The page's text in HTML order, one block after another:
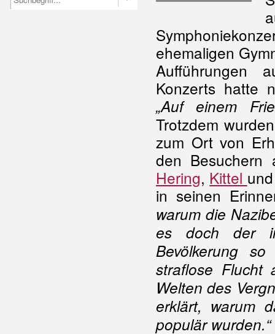
ehemaligen
Aufführungen
Konzerts hatte
„Auf einem
Trotzdem
zum Ort von
den Besuchern
Hering, Kittel
in seinen
warum die
es doch der
Bevölkerung
straflose Flucht
Welten des
erklärt, warum
populär wurden.“